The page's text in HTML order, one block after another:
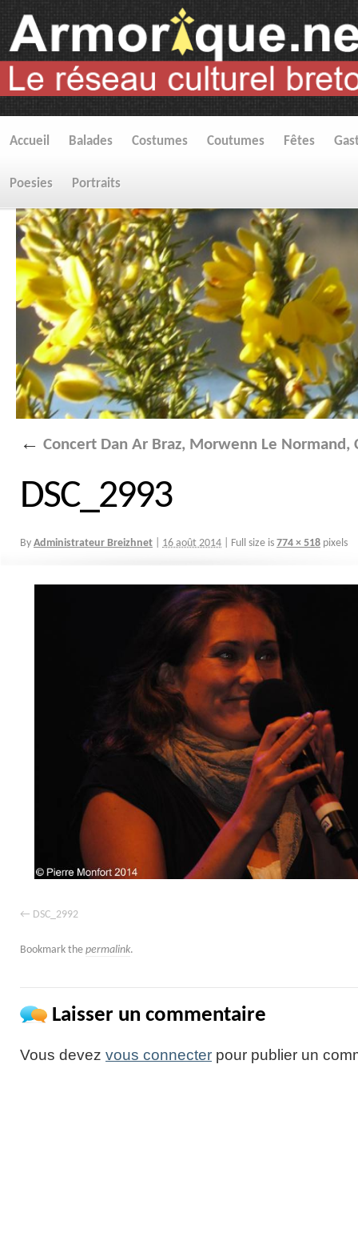
Accueil Balades Costumes Coutumes Fêtes
Poesies Portraits
← Concert Dan Ar Braz, Morwenn Le Normand,
DSC_2993
By Administrateur Breizhnet 16 août 2014 Full size is 774 × 518 pixels
DSC_2992
Bookmark the permalink.
Laisser un commentaire
Vous devez vous connecter pour publier un